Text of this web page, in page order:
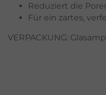
Reduziert die
Für ein zartes,
VERPACKUNG: